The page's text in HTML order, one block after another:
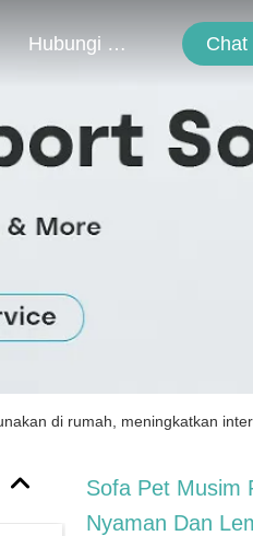
Hubungi Kami Chat
di rumah, meningkatkan
Sofa Pet Musim
Nyaman Dan